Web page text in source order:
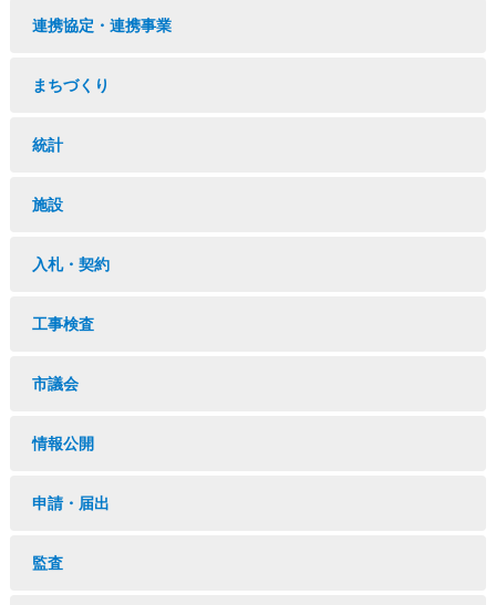
連携協定・連携事業
まちづくり
統計
施設
入札・契約
工事検査
市議会
情報公開
申請・届出
監査